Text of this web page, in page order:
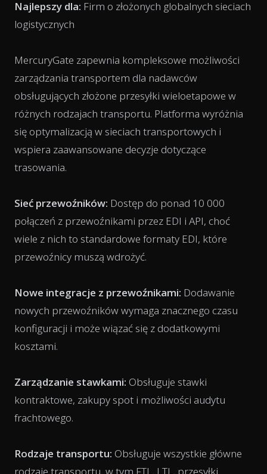
Najlepszy dla: Firm o złożonych globalnych sieciach
logistycznych
MercuryGate zapewnia kompleksowe możliwości
zarządzania transportem dla nadawców
obsługujących złożone przesyłki wieloetapowe w
różnych rodzajach transportu. Platforma wyróżnia
się optymalizacją w sieciach transportowych i
wspiera zaawansowane decyzje dotyczące
trasowania.
Sieć przewoźników: Dostęp do ponad 10 000
połączeń z przewoźnikami przez EDI i API, choć
wiele z nich to standardowe formaty EDI, które
przewoźnicy muszą wdrożyć.
Nowe integracje z przewoźnikami: Dodawanie
nowych przewoźników wymaga znacznego czasu
konfiguracji i może wiązać się z dodatkowymi
kosztami.
Zarządzanie stawkami: Obsługuje stawki
kontraktowe, zakupy spot i możliwości audytu
frachtowego.
Rodzaje transportu: Obsługuje wszystkie główne